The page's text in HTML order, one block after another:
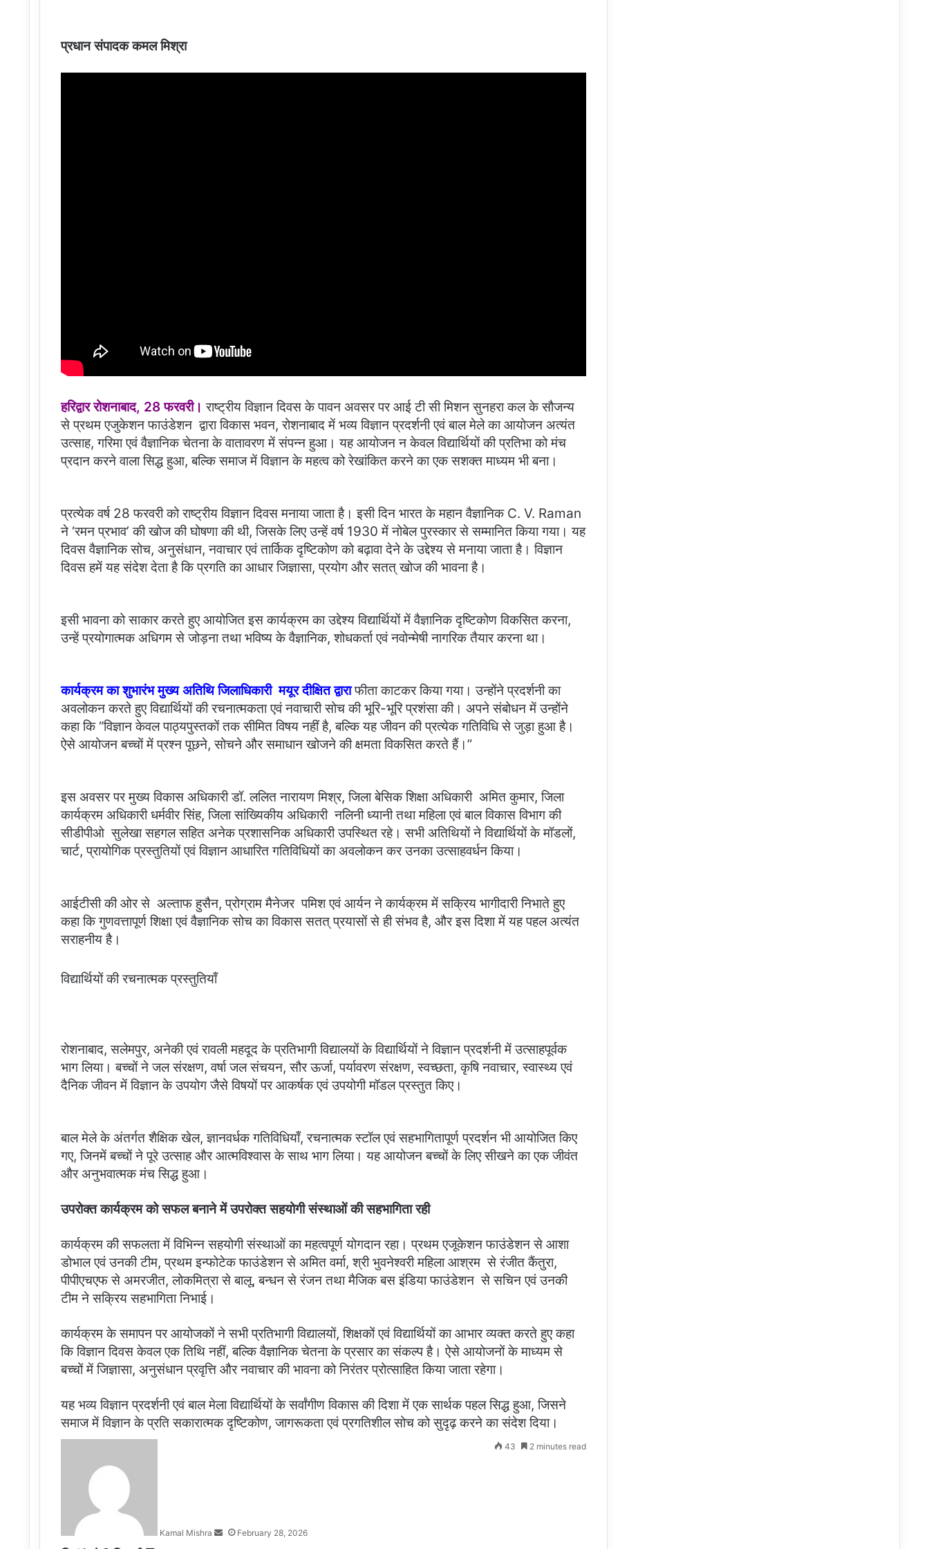
प्रधान संपादक कमल मिश्रा
हरिद्वार रोशनाबाद, 28 फरवरी। राष्ट्रीय विज्ञान दिवस के पावन अवसर पर आई टी सी मिशन सुनहरा कल के सौजन्य
से प्रथम एजुकेशन फाउंडेशन द्वारा विकास भवन, रोशनाबाद में भव्य विज्ञान प्रदर्शनी एवं बाल मेले का आयोजन अत्यंत
उत्साह, गरिमा एवं वैज्ञानिक चेतना के वातावरण में संपन्न हुआ। यह आयोजन न केवल विद्यार्थियों की प्रतिभा को मंच
प्रदान करने वाला सिद्ध हुआ, बल्कि समाज में विज्ञान के महत्व को रेखांकित करने का एक सशक्त माध्यम भी बना।
प्रत्येक वर्ष 28 फरवरी को राष्ट्रीय विज्ञान दिवस मनाया जाता है। इसी दिन भारत के महान वैज्ञानिक C. V. Raman
ने ‘रमन प्रभाव’ की खोज की घोषणा की थी, जिसके लिए उन्हें वर्ष 1930 में नोबेल पुरस्कार से सम्मानित किया गया। यह
दिवस वैज्ञानिक सोच, अनुसंधान, नवाचार एवं तार्किक दृष्टिकोण को बढ़ावा देने के उद्देश्य से मनाया जाता है। विज्ञान
दिवस हमें यह संदेश देता है कि प्रगति का आधार जिज्ञासा, प्रयोग और सतत् खोज की भावना है।
इसी भावना को साकार करते हुए आयोजित इस कार्यक्रम का उद्देश्य विद्यार्थियों में वैज्ञानिक दृष्टिकोण विकसित करना,
उन्हें प्रयोगात्मक अधिगम से जोड़ना तथा भविष्य के वैज्ञानिक, शोधकर्ता एवं नवोन्मेषी नागरिक तैयार करना था।
कार्यक्रम का शुभारंभ मुख्य अतिथि जिलाधिकारी मयूर दीक्षित द्वारा फीता काटकर किया गया। उन्होंने प्रदर्शनी का
अवलोकन करते हुए विद्यार्थियों की रचनात्मकता एवं नवाचारी सोच की भूरि-भूरि प्रशंसा की। अपने संबोधन में उन्होंने
कहा कि “विज्ञान केवल पाठ्यपुस्तकों तक सीमित विषय नहीं है, बल्कि यह जीवन की प्रत्येक गतिविधि से जुड़ा हुआ है।
ऐसे आयोजन बच्चों में प्रश्न पूछने, सोचने और समाधान खोजने की क्षमता विकसित करते हैं।”
इस अवसर पर मुख्य विकास अधिकारी डॉ. ललित नारायण मिश्र, जिला बेसिक शिक्षा अधिकारी अमित कुमार, जिला
कार्यक्रम अधिकारी धर्मवीर सिंह, जिला सांख्यिकीय अधिकारी नलिनी ध्यानी तथा महिला एवं बाल विकास विभाग की
सीडीपीओ सुलेखा सहगल सहित अनेक प्रशासनिक अधिकारी उपस्थित रहे। सभी अतिथियों ने विद्यार्थियों के मॉडलों,
चार्ट, प्रायोगिक प्रस्तुतियों एवं विज्ञान आधारित गतिविधियों का अवलोकन कर उनका उत्साहवर्धन किया।
आईटीसी की ओर से अल्ताफ हुसैन, प्रोग्राम मैनेजर पमिश एवं आर्यन ने कार्यक्रम में सक्रिय भागीदारी निभाते हुए
कहा कि गुणवत्तापूर्ण शिक्षा एवं वैज्ञानिक सोच का विकास सतत् प्रयासों से ही संभव है, और इस दिशा में यह पहल अत्यंत
सराहनीय है।
विद्यार्थियों की रचनात्मक प्रस्तुतियाँ
रोशनाबाद, सलेमपुर, अनेकी एवं रावली महदूद के प्रतिभागी विद्यालयों के विद्यार्थियों ने विज्ञान प्रदर्शनी में उत्साहपूर्वक
भाग लिया। बच्चों ने जल संरक्षण, वर्षा जल संचयन, सौर ऊर्जा, पर्यावरण संरक्षण, स्वच्छता, कृषि नवाचार, स्वास्थ्य एवं
दैनिक जीवन में विज्ञान के उपयोग जैसे विषयों पर आकर्षक एवं उपयोगी मॉडल प्रस्तुत किए।
बाल मेले के अंतर्गत शैक्षिक खेल, ज्ञानवर्धक गतिविधियाँ, रचनात्मक स्टॉल एवं सहभागितापूर्ण प्रदर्शन भी आयोजित किए
गए, जिनमें बच्चों ने पूरे उत्साह और आत्मविश्वास के साथ भाग लिया। यह आयोजन बच्चों के लिए सीखने का एक जीवंत
और अनुभवात्मक मंच सिद्ध हुआ।
उपरोक्त कार्यक्रम को सफल बनाने में उपरोक्त सहयोगी संस्थाओं की सहभागिता रही
कार्यक्रम की सफलता में विभिन्न सहयोगी संस्थाओं का महत्वपूर्ण योगदान रहा। प्रथम एजूकेशन फाउंडेशन से आशा
डोभाल एवं उनकी टीम, प्रथम इन्फोटेक फाउंडेशन से अमित वर्मा, श्री भुवनेश्वरी महिला आश्रम से रंजीत कैंतुरा,
पीपीएचएफ से अमरजीत, लोकमित्रा से बालू, बन्धन से रंजन तथा मैजिक बस इंडिया फाउंडेशन से सचिन एवं उनकी
टीम ने सक्रिय सहभागिता निभाई।
कार्यक्रम के समापन पर आयोजकों ने सभी प्रतिभागी विद्यालयों, शिक्षकों एवं विद्यार्थियों का आभार व्यक्त करते हुए कहा
कि विज्ञान दिवस केवल एक तिथि नहीं, बल्कि वैज्ञानिक चेतना के प्रसार का संकल्प है। ऐसे आयोजनों के माध्यम से
बच्चों में जिज्ञासा, अनुसंधान प्रवृत्ति और नवाचार की भावना को निरंतर प्रोत्साहित किया जाता रहेगा।
यह भव्य विज्ञान प्रदर्शनी एवं बाल मेला विद्यार्थियों के सर्वांगीण विकास की दिशा में एक सार्थक पहल सिद्ध हुआ, जिसने
समाज में विज्ञान के प्रति सकारात्मक दृष्टिकोण, जागरूकता एवं प्रगतिशील सोच को सुदृढ़ करने का संदेश दिया।
Kamal Mishra February 28, 2026
43 2 minutes read